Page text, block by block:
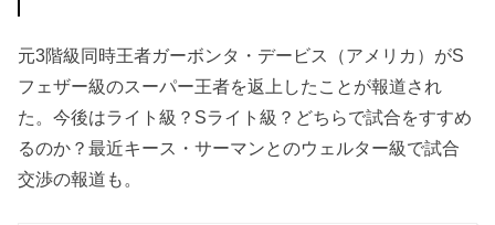
元3階級同時王者ガーボンタ・デービス（アメリカ）がS
フェザー級のスーパー王者を返上したことが報道され
た。今後はライト級？Sライト級？どちらで試合をすすめ
るのか？最近キース・サーマンとのウェルター級で試合
交渉の報道も。